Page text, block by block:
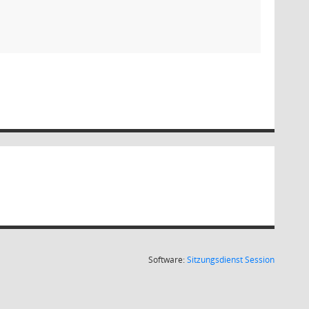
Software:SitzungsdienstSession(Wird in